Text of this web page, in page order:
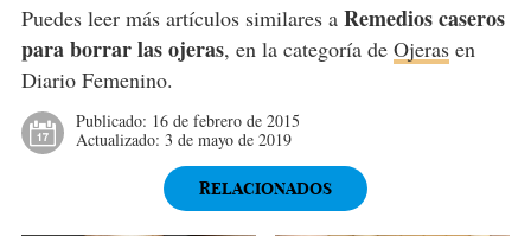
Puedes leer más artículos similares a Remedios caseros
para borrar las ojeras, en la categoría de Ojerasen
Diario Femenino.
Publicado: 16 de febrero de 2015
Actualizado: 3 de mayo de 2019
RELACIONADOS